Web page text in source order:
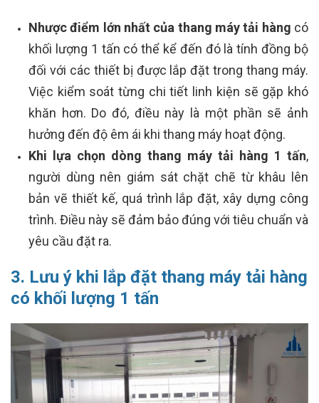
Nhược điểm lớn nhất của thang máy tải hàng có
khối lượng 1 tấn có thể kể đến đó là tính đồng bộ
đối với các thiết bị được lắp đặt trong thang máy.
Việc kiểm soát từng chi tiết linh kiện sẽ gặp khó
khăn hơn. Do đó, điều này là một phần sẽ ảnh
hưởng đến độ êm ái khi thang máy hoạt động.
Khi lựa chọn dòng thang máy tải hàng 1 tấn,
người dùng nên giám sát chặt chẽ từ khâu lên
bản vẽ thiết kế, quá trình lắp đặt, xây dựng công
trình. Điều này sẽ đảm bảo đúng với tiêu chuẩn và
yêu cầu đặt ra.
3. Lưu ý khi lắp đặt thang máy tải hàng
có khối lượng 1 tấn